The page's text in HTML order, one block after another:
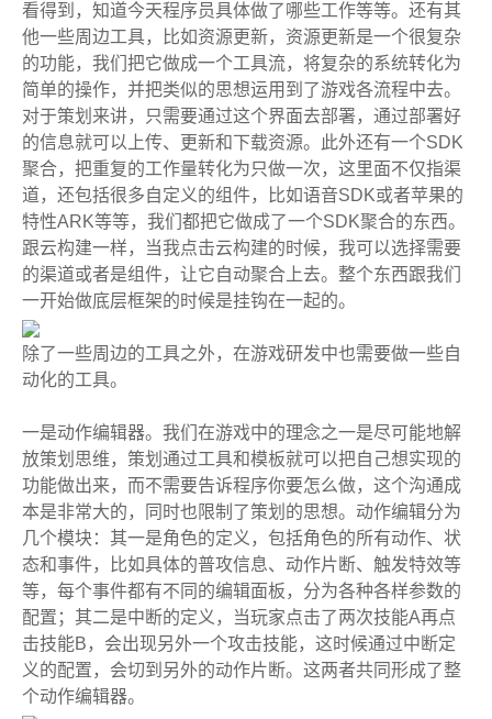
看得到，知道今天程序员具体做了哪些工作等等。还有其
他一些周边工具，比如资源更新，资源更新是一个很复杂
的功能，我们把它做成一个工具流，将复杂的系统转化为
简单的操作，并把类似的思想运用到了游戏各流程中去。
对于策划来讲，只需要通过这个界面去部署，通过部署好
的信息就可以上传、更新和下载资源。此外还有一个SDK
聚合，把重复的工作量转化为只做一次，这里面不仅指渠
道，还包括很多自定义的组件，比如语音SDK或者苹果的
特性ARK等等，我们都把它做成了一个SDK聚合的东西。
跟云构建一样，当我点击云构建的时候，我可以选择需要
的渠道或者是组件，让它自动聚合上去。整个东西跟我们
一开始做底层框架的时候是挂钩在一起的。
除了一些周边的工具之外，在游戏研发中也需要做一些自
动化的工具。
一是动作编辑器。我们在游戏中的理念之一是尽可能地解
放策划思维，策划通过工具和模板就可以把自己想实现的
功能做出来，而不需要告诉程序你要怎么做，这个沟通成
本是非常大的，同时也限制了策划的思想。动作编辑分为
几个模块：其一是角色的定义，包括角色的所有动作、状
态和事件，比如具体的普攻信息、动作片断、触发特效等
等，每个事件都有不同的编辑面板，分为各种各样参数的
配置；其二是中断的定义，当玩家点击了两次技能A再点
击技能B，会出现另外一个攻击技能，这时候通过中断定
义的配置，会切到另外的动作片断。这两者共同形成了整
个动作编辑器。